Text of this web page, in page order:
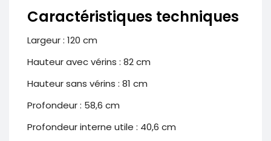
Caractéristiques techniques
Largeur : 120 cm
Hauteur avec vérins : 82 cm
Hauteur sans vérins : 81 cm
Profondeur : 58,6 cm
Profondeur interne utile : 40,6 cm